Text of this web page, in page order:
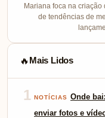
Mariana foca na
de tendências de
🔥 Mais Lidos
1 NOTÍCIAS Onde
enviar fotos e